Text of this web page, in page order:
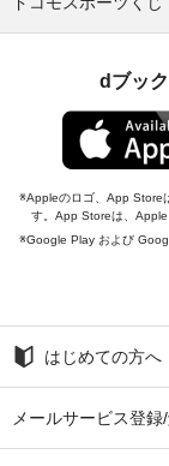
dブッ
Appleのロゴ、App Store
す。App Storeは、Apple
Google Play および
はじめての方へ
メールサービス登録